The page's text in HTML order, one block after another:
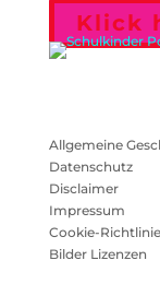
Klick
Allgemeine
Datenschutz
Disclaimer
Impressum
Cookie-Richtlinie
Bilder Lizenzen